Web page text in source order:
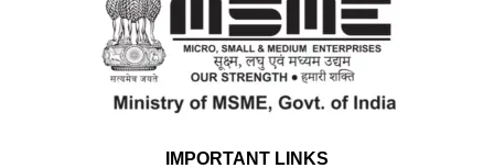
IMPORTANT LINKS